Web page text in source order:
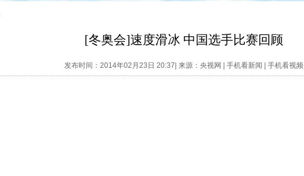
[冬奥会]速度滑冰 中国选手比赛回顾
发布时间：2014年02月23日 20:37| 来源：央视网 | 手机看新闻 手机看视频